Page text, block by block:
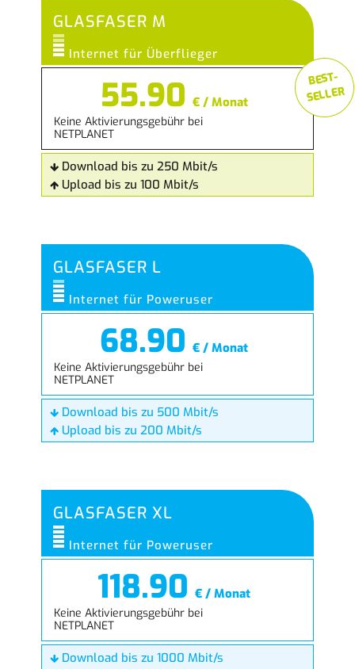
BEST-
SELLER
GLASFASER M
Internet für Überflieger
55.90 € / Monat
Keine Aktivierungsgebühr bei
NETPLANET
Download bis zu 250 Mbit/s
Upload bis zu 100 Mbit/s
GLASFASER L
Internet für Poweruser
68.90 € / Monat
Keine Aktivierungsgebühr bei
NETPLANET
Download bis zu 500 Mbit/s
Upload bis zu 200 Mbit/s
GLASFASER XL
Internet für Poweruser
118.90 € / Monat
Keine Aktivierungsgebühr bei
NETPLANET
Download bis zu 1000 Mbit/s